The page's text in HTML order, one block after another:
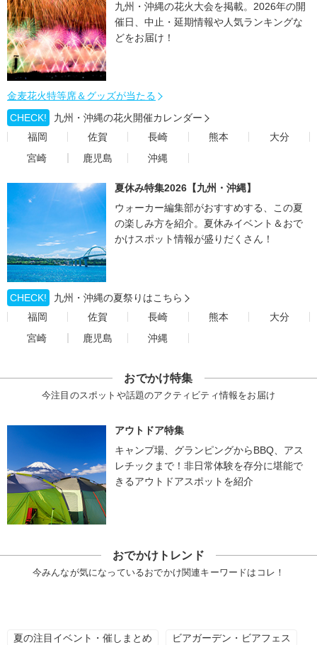
九州・沖縄の花火大会を掲載。2026年の開
催日、中止・延期情報や人気ランキングな
どをお届け！
金麦花火特等席＆グッズが当たる
CHECK!
九州・沖縄の花火開催カレンダー
福岡
佐賀 長崎 熊本
大分
宮崎
鹿児島 沖縄
夏休み特集2026【九州・沖縄】
ウォーカー編集部がおすすめする、この夏
の楽しみ方を紹介。夏休みイベント＆おで
かけスポット情報が盛りだくさん！
CHECK!
九州・沖縄の夏祭りはこちら
福岡
佐賀 長崎 熊本
大分
宮崎
鹿児島 沖縄
おでかけ特集
今注目のスポットや話題のアクティビティ情報をお届け
アウトドア特集
キャンプ場、グランピングからBBQ、アス
レチックまで！非日常体験を存分に堪能で
きるアウトドアスポットを紹介
おでかけトレンド
今みんなが気になっているおでかけ関連キーワードはコレ！
夏の注目イベント・催しまとめ ビアガーデン・ビアフェス